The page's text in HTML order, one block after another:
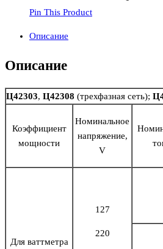
Pin This Product
Описание
Описание
Ц42303, Ц42308 (трехфазная сеть);
Коэффициент
мощности
Номинальное
напряжение,
V
Для ваттметра
127
220